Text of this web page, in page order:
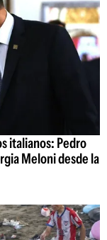
italianos: Pedro
Meloni desde la